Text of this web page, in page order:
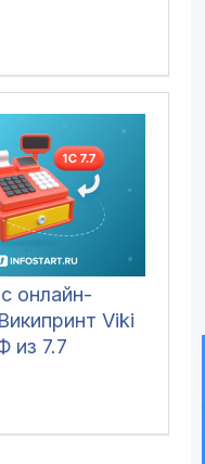
онлайн-
Viki
из 7.7